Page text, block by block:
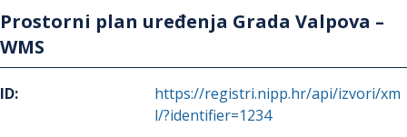
Prostorni plan uređenja Grada Valpova –
WMS
ID:
https://registri.nipp.hr/api/izvori/xm
l/?identifier=1234